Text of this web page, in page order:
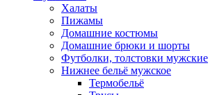
Халаты
Пижамы
Домашние костюмы
Домашние брюки и шорты
Футболки, толстовки мужские
Нижнее бельё мужское
Термобельё